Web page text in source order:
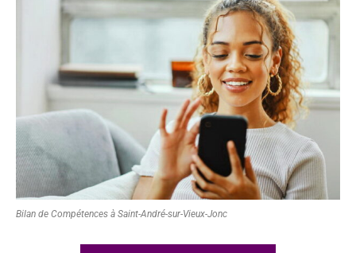
Bilan de Compétences à Saint-André-sur-Vieux-Jonc